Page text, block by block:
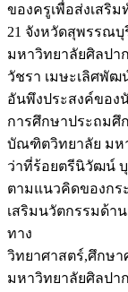
ของครูเพื่อส่งเสริ
21 จังหวัดสุพรรณ
มหาวิทยาลัยศิลปา
วัชรา เมษะเลิศพั
อันพึงประสงค์ของ
การศึกษาประถมศึ
บัณฑิตวิทยาลัย มห
ว่าที่ร้อยตรีนิวัฒน์
ตามแนวคิดของกร
เสริมนวัตกรรมด้า
ทาง
วิทยาศาสตร์,ศึกษ
มหาวิทยาลัยศิลปา